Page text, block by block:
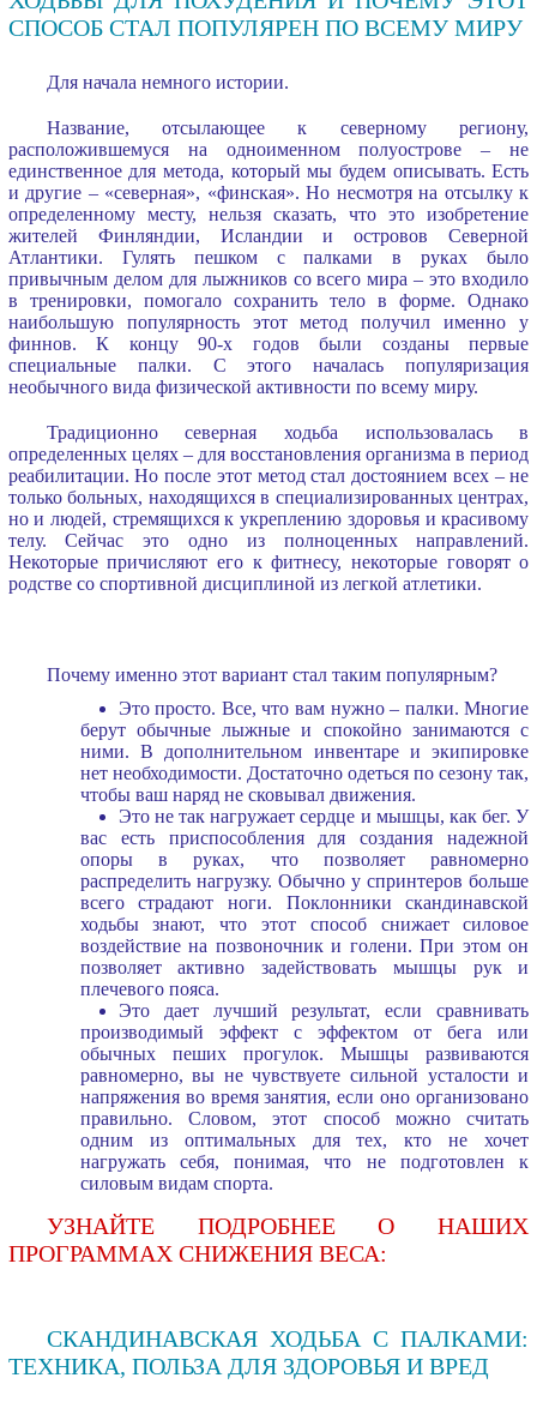
СПОСОБ СТАЛ ПОПУЛЯРЕН ПО ВСЕМУ МИРУ
Для начала немного истории.
Название, отсылающее к северному региону,
расположившемуся на одноименном полуострове – не
единственное для метода, который мы будем описывать. Есть
и другие – «северная», «финская». Но несмотря на отсылку к
определенному месту, нельзя сказать, что это изобретение
жителей Финляндии, Исландии и островов Северной
Атлантики. Гулять пешком с палками в руках было
привычным делом для лыжников со всего мира – это входило
в тренировки, помогало сохранить тело в форме. Однако
наибольшую популярность этот метод получил именно у
финнов. К концу 90-х годов были созданы первые
специальные палки. С этого началась популяризация
необычного вида физической активности по всему миру.
Традиционно северная ходьба использовалась в
определенных целях – для восстановления организма в период
реабилитации. Но после этот метод стал достоянием всех – не
только больных, находящихся в специализированных центрах,
но и людей, стремящихся к укреплению здоровья и красивому
телу. Сейчас это одно из полноценных направлений.
Некоторые причисляют его к фитнесу, некоторые говорят о
родстве со спортивной дисциплиной из легкой атлетики.
Почему именно этот вариант стал таким популярным?
Это просто. Все, что вам нужно – палки. Многие
берут обычные лыжные и спокойно занимаются с
ними. В дополнительном инвентаре и экипировке
нет необходимости. Достаточно одеться по сезону так,
чтобы ваш наряд не сковывал движения.
Это не так нагружает сердце и мышцы, как бег. У
вас есть приспособления для создания надежной
опоры в руках, что позволяет равномерно
распределить нагрузку. Обычно у спринтеров больше
всего страдают ноги. Поклонники скандинавской
ходьбы знают, что этот способ снижает силовое
воздействие на позвоночник и голени. При этом он
позволяет активно задействовать мышцы рук и
плечевого пояса.
Это дает лучший результат, если сравнивать
производимый эффект с эффектом от бега или
обычных пеших прогулок. Мышцы развиваются
равномерно, вы не чувствуете сильной усталости и
напряжения во время занятия, если оно организовано
правильно. Словом, этот способ можно считать
одним из оптимальных для тех, кто не хочет
нагружать себя, понимая, что не подготовлен к
силовым видам спорта.
УЗНАЙТЕ ПОДРОБНЕЕ О НАШИХ
ПРОГРАММАХ СНИЖЕНИЯ ВЕСА:
СКАНДИНАВСКАЯ ХОДЬБА С ПАЛКАМИ:
ТЕХНИКА, ПОЛЬЗА ДЛЯ ЗДОРОВЬЯ И ВРЕД